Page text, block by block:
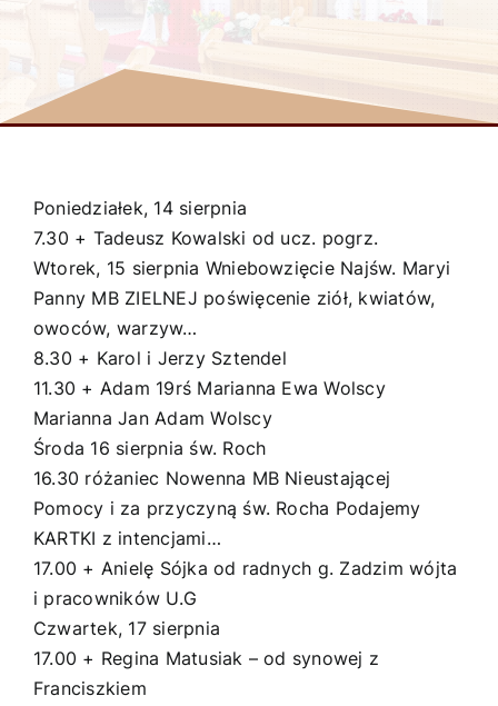
Poniedziałek, 14 sierpnia
7.30 + Tadeusz Kowalski od ucz. pogrz.
Wtorek, 15 sierpnia Wniebowzięcie Najśw. Maryi
Panny MB ZIELNEJ poświęcenie ziół, kwiatów,
owoców, warzyw…
8.30 + Karol i Jerzy Sztendel
11.30 + Adam 19rś Marianna Ewa Wolscy
Marianna Jan Adam Wolscy
Środa 16 sierpnia św. Roch
16.30 różaniec Nowenna MB Nieustającej
Pomocy i za przyczyną św. Rocha Podajemy
KARTKI z intencjami…
17.00 + Anielę Sójka od radnych g. Zadzim wójta
i pracowników U.G
Czwartek, 17 sierpnia
17.00 + Regina Matusiak – od synowej z
Franciszkiem